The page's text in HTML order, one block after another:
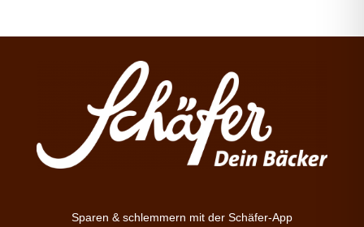
Sparen & schlemmern mit der Schäfer-App